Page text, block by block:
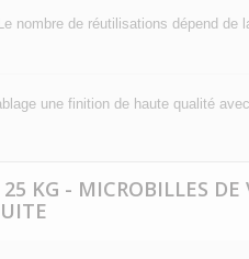
Le nombre de réutilisations dépend
une finition de haute qualité
25 KG - MICROBILLES